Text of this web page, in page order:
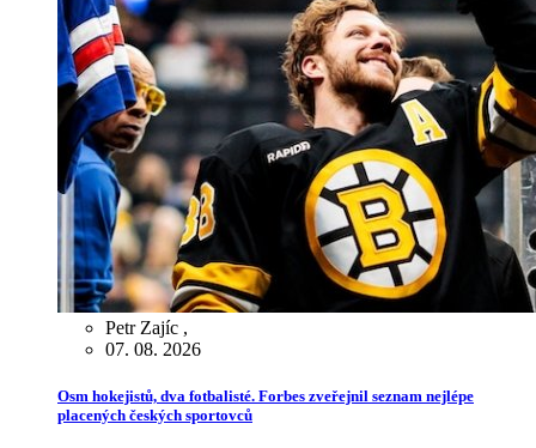
Petr Zajíc ,
07. 08. 2026
Osm hokejistů, dva fotbalisté. Forbes zveřejnil seznam nejlépe
placených českých sportovců